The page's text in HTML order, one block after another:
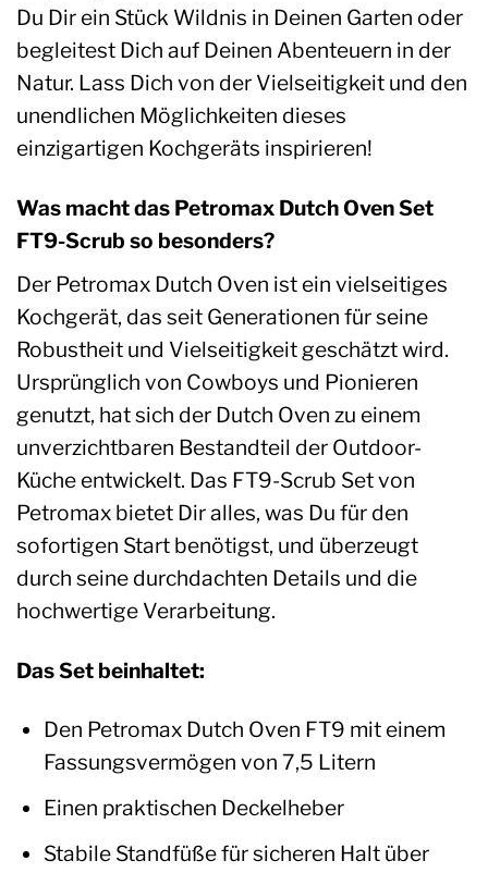
Du Dir ein Stück Wildnis in Deinen Garten oder
begleitest Dich auf Deinen Abenteuern in der
Natur. Lass Dich von der Vielseitigkeit und den
unendlichen Möglichkeiten dieses
einzigartigen Kochgeräts inspirieren!
Was macht das Petromax Dutch Oven Set
FT9-Scrub so besonders?
Der Petromax Dutch Oven ist ein vielseitiges
Kochgerät, das seit Generationen für seine
Robustheit und Vielseitigkeit geschätzt wird.
Ursprünglich von Cowboys und Pionieren
genutzt, hat sich der Dutch Oven zu einem
unverzichtbaren Bestandteil der Outdoor-
Küche entwickelt. Das FT9-Scrub Set von
Petromax bietet Dir alles, was Du für den
sofortigen Start benötigst, und überzeugt
durch seine durchdachten Details und die
hochwertige Verarbeitung.
Das Set beinhaltet:
Den Petromax Dutch Oven FT9 mit einem
Fassungsvermögen von 7,5 Litern
Einen praktischen Deckelheber
Stabile Standfüße für sicheren Halt über